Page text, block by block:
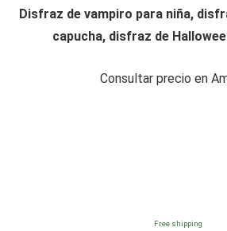
Disfraz de vampiro para niña,
capucha, disfraz de
Consultar precio en
Free shipping